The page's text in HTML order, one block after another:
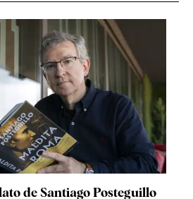
de Santiago Posteguillo